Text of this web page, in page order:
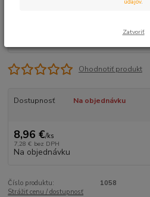
Ohodnotiť produkt
Dostupnosť Na objednávku
8,96 €/ks
7,28 € bez DPH
Na objednávku
Číslo produktu:
1058
Strážiť cenu / dostupnosť
Zatvoriť